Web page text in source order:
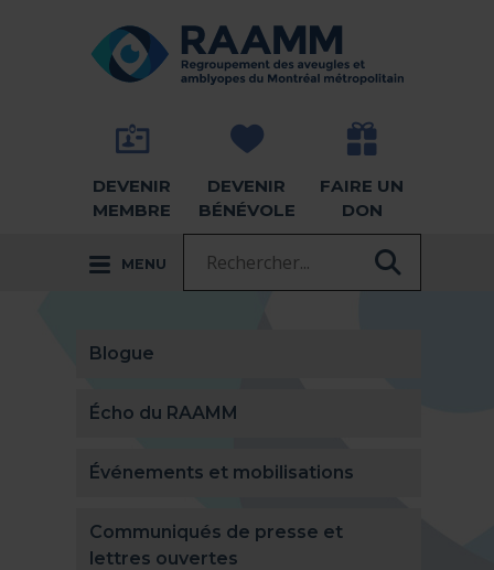
RETOUR À LA PAGE D'ACCUEIL -
DEVENIR
MEMBRE
DEVENIR
BÉNÉVOLE
FAIRE UN
DON
MENU
Blogue
Écho du RAAMM
Événements et mobilisations
Communiqués de presse et
lettres ouvertes